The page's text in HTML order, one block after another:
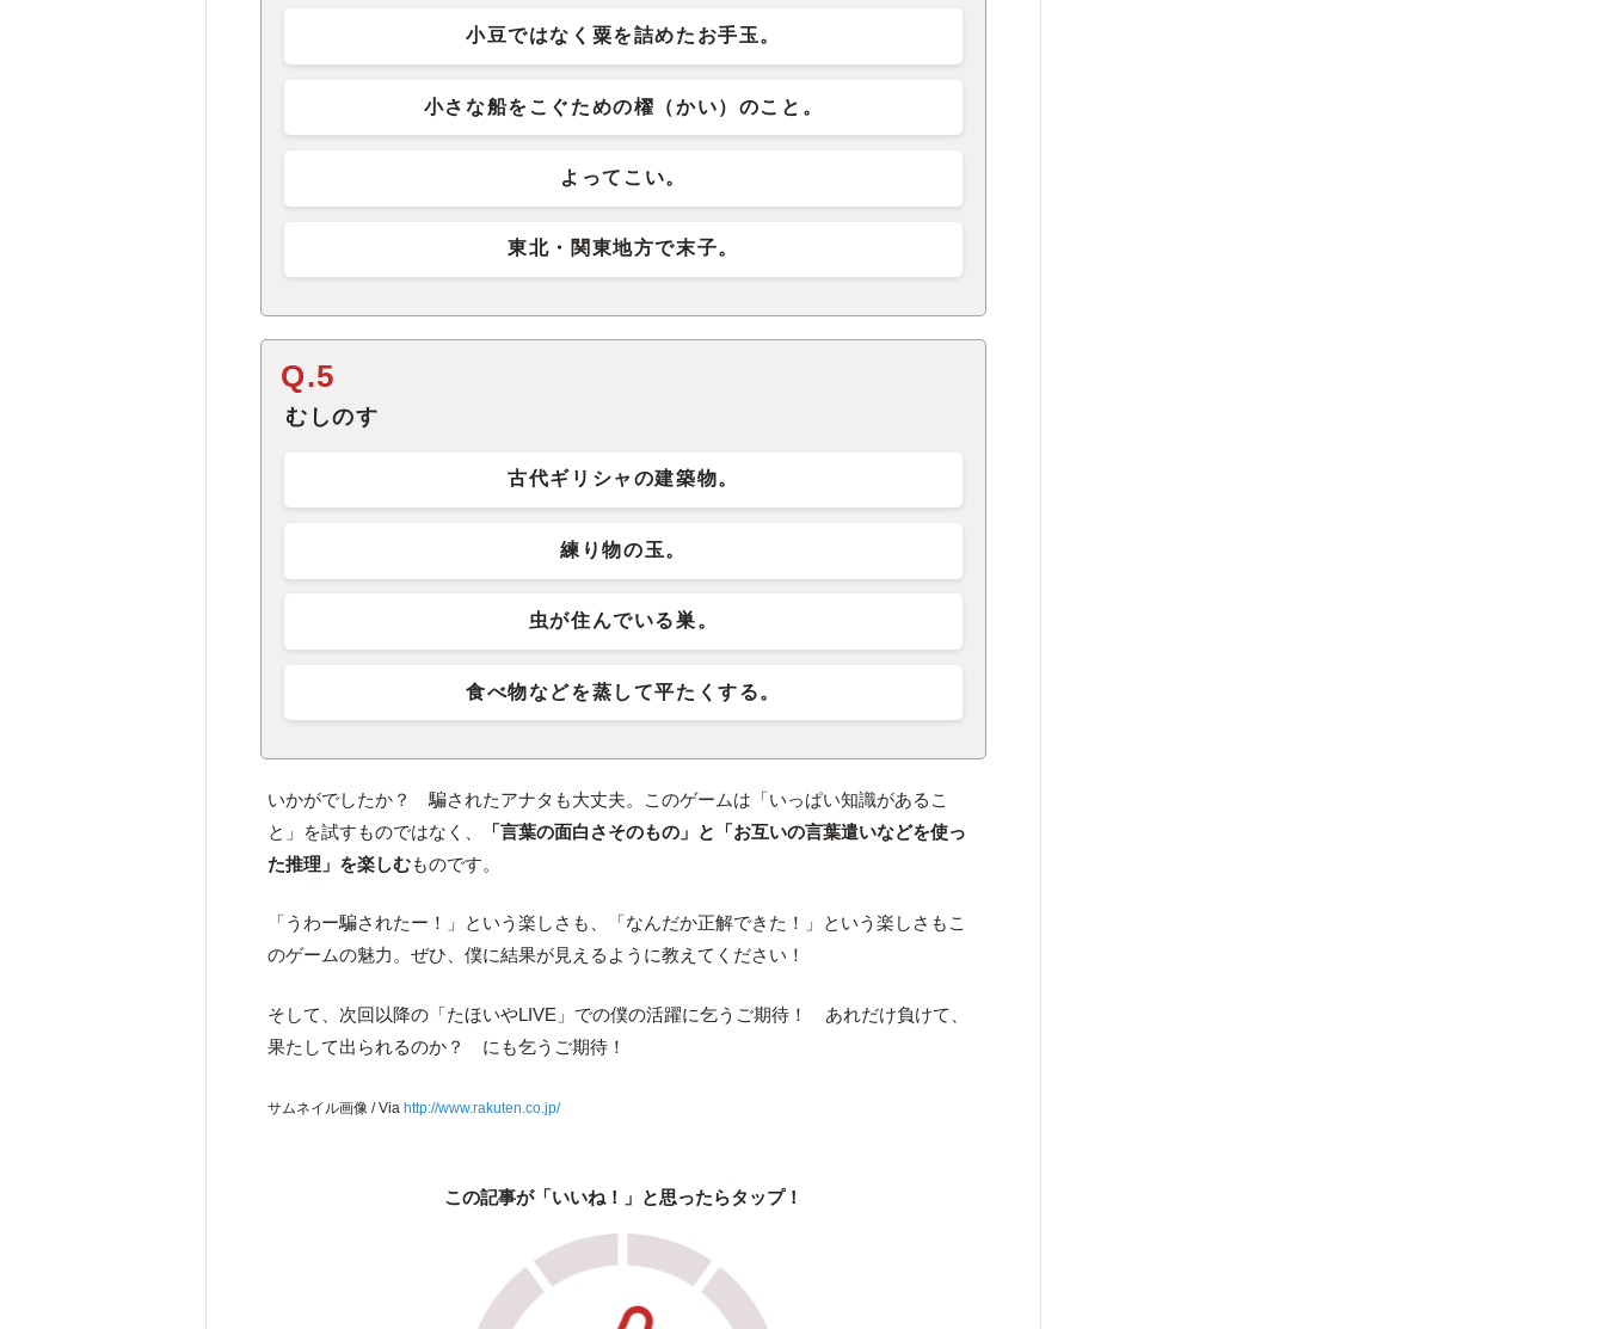
小豆ではなく粟を詰めたお手玉。
小さな船をこぐための櫂（かい）のこと。
よってこい。
東北・関東地方で末子。
Q.5
むしのす
古代ギリシャの建築物。
練り物の玉。
虫が住んでいる巣。
食べ物などを蒸して平たくする。
いかがでしたか？ 騙されたアナタも大丈夫。このゲームは「いっぱい知識があるこ
と」を試すものではなく、
「言葉の面白さそのもの」と「お互いの言葉遣いなどを使っ
た推理」を楽しむものです。
「うわー騙されたー！」という楽しさも、「なんだか正解できた！」という楽しさもこ
のゲームの魅力。ぜひ、僕に結果が見えるように教えてください！
そして、次回以降の「たほいやLIVE」での僕の活躍に乞うご期待！ あれだけ負けて、
果たして出られるのか？ にも乞うご期待！
サムネイル画像 / Via http://www.rakuten.co.jp/
この記事が「いいね！」と思ったらタップ！